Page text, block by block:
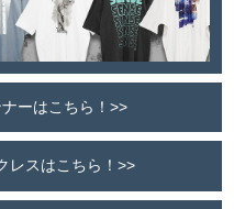
ーはこちら！>>
レスはこちら！>>